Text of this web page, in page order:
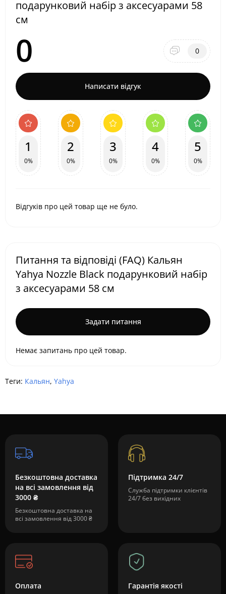
подарунковий набір з аксесуарами 58
см
0 0
Написати відгук
1
0%
2
0%
3
0%
4
0%
5
0%
Відгуків про цей товар ще не було.
Питання та відповіді (FAQ) Кальян
Yahya Nozzle Black подарунковий набір
з аксесуарами 58 см
Задати питання
Немає запитань про цей товар.
Теги: Кальян, Yahya
Безкоштовна доставка
на всі замовлення від
3000 ₴
Безкоштовна доставка на
всі замовлення від 3000 ₴
Підтримка 24/7
Служба підтримки клієнтів
24/7 без вихідних
Оплата Гарантія якості